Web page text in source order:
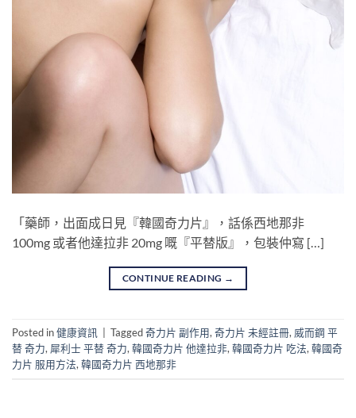
「藥師，出面成日見『韓國奇力片』，話係西地那非
100mg​ 或者他達拉非 20mg​ 嘅『平替版』，包裝仲寫 […]
CONTINUE READING →
Posted in健康資訊 Tagged奇力片 副作用, 奇力片 未經註冊, 威而鋼 平
替 奇力, 犀利士 平替 奇力, 韓國奇力片 他達拉非, 韓國奇力片 吃法, 韓國奇
力片 服用方法, 韓國奇力片 西地那非